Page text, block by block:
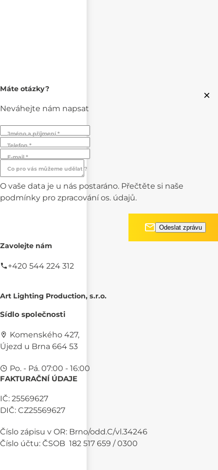
×
Máte otázky?
Neváhejte nám napsat
Jméno a příjmení *
Telefon *
E-mail *
Co pro vás můžeme udělat ?
O vaše data je u nás postaráno. Přečtěte si naše
podmínky pro zpracování os. údajů.
Zavolejte nám
+420 544 224 312
Art Lighting Production, s.r.o.
Sídlo společnosti
Komenského 427,
Újezd u Brna 664 53
Po. - Pá. 07:00 - 16:00
FAKTURAČNÍ ÚDAJE
IČ: 25569627
DIČ: CZ25569627
Číslo zápisu v OR: Brno/odd.C/vl.34246
Číslo účtu: ČSOB 182 517 659 / 0300